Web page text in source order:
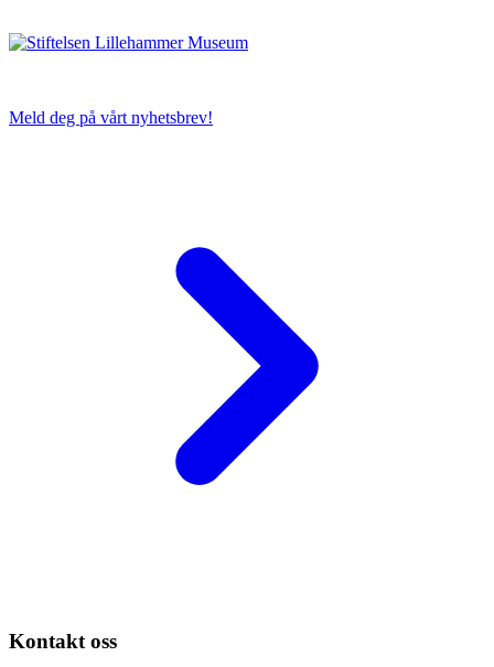
Meld deg på vårt nyhetsbrev!
Kontakt oss